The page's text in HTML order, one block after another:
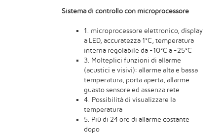
Sistema di controllo con microprocessore
1. microprocessore elettronico, display
a LED, accuratezza 1°C, temperatura
interna regolabile da -10°C a -25°C
3. Molteplici funzioni di allarme
(acustici e visivi): allarme alta e bassa
temperatura, porta aperta, allarme
guasto sensore ed assenza rete
4. Possibilità di visualizzare la
temperatura
5. Più di 24 ore di allarme costante
dopo